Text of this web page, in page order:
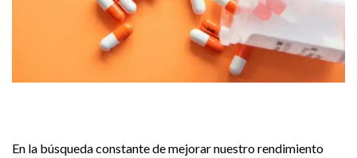
En la búsqueda constante de mejorar nuestro rendimiento